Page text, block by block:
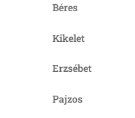
Béres
Kikelet
Erzsébet
Pajzos